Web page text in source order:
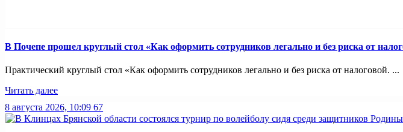
В Почепе прошел круглый стол «Как оформить сотрудников легально и без риска от
Практический круглый стол «Как оформить сотрудников легально и без риска от налоговой. ...
Читать далее
8 августа 2026, 10:09 67